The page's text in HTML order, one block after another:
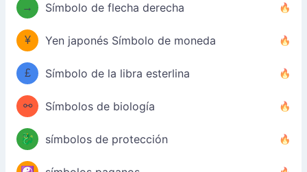
→ Símbolo de flecha derecha
¥ Yen japonés Símbolo de moneda
£ Símbolo de la libra esterlina
⚯ Símbolos de biología
🐉 símbolos de protección